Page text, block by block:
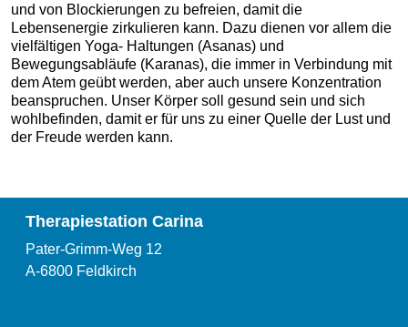
und von Blockierungen zu befreien, damit die
Lebensenergie zirkulieren kann. Dazu dienen vor allem die
vielfältigen Yoga- Haltungen (Asanas) und
Bewegungsabläufe (Karanas), die immer in Verbindung mit
dem Atem geübt werden, aber auch unsere Konzentration
beanspruchen. Unser Körper soll gesund sein und sich
wohlbefinden, damit er für uns zu einer Quelle der Lust und
der Freude werden kann.
Therapiestation Carina
Pater-Grimm-Weg 12
A-6800 Feldkirch